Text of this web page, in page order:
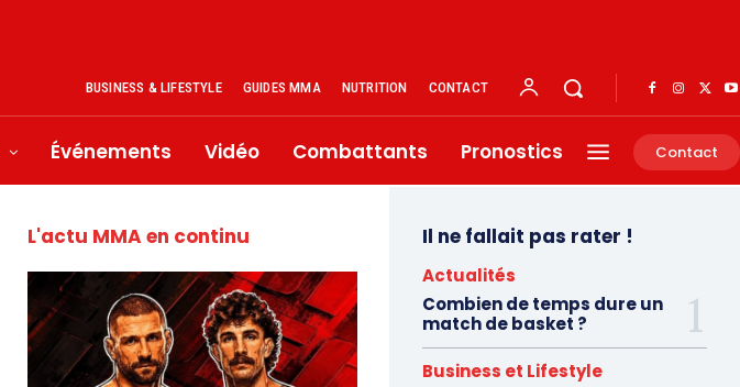
BUSINESS & LIFESTYLE GUIDES MMA NUTRITION CONTACT
Événements Vidéo Combattants Pronostics Contact
L'actu MMA en continu Il ne fallait pas rater !
Actualités
Combien de temps dure un
match de basket ?
Business et Lifestyle